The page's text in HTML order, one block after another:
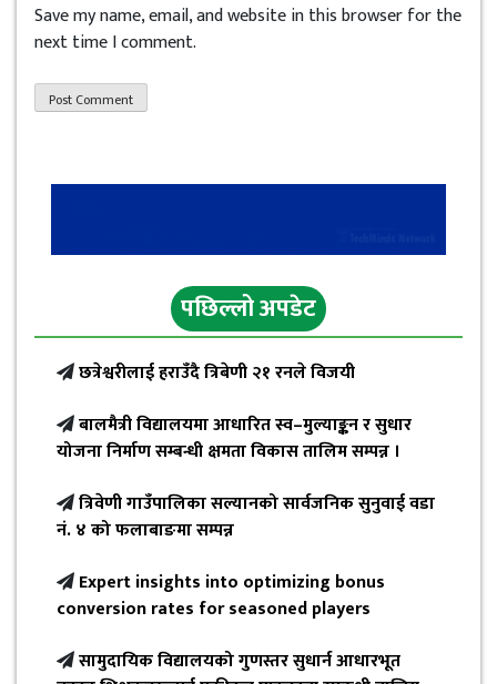
Save my name, email, and website in this browser for the
next time I comment.
पछिल्लो अपडेट
छत्रेश्वरीलाई हराउँदै त्रिबेणी २१ रनले विजयी
बालमैत्री विद्यालयमा आधारित स्व–मुल्याङ्कन र सुधार
योजना निर्माण सम्बन्धी क्षमता विकास तालिम सम्पन्न ।
त्रिवेणी गाउँपालिका सल्यानको सार्वजनिक सुनुवाई वडा
नं. ४ को फलाबाङमा सम्पन्न
Expert insights into optimizing bonus
conversion rates for seasoned players
सामुदायिक विद्यालयको गुणस्तर सुधार्न आधारभूत